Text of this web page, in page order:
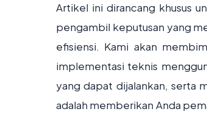
Artikel ini dirancang khusus
pengambil keputusan yang
efisiensi. Kami akan
implementasi teknis
yang dapat dijalankan, serta
adalah memberikan Anda